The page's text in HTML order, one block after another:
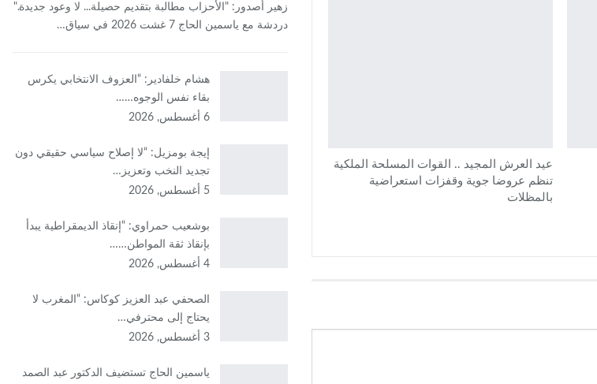
عيد العرش المجيد .. القوات المسلحة الملكية
تنظم عروضا جوية وقفزات استعراضية
بالمظلات
زهير أصدور: "الأحزاب مطالبة بتقديم حصيلة... لا وعود جديدة."
دردشة مع ياسمين الحاج 7 غشت 2026 في سياق…
هشام خلفادير: “العزوف الانتخابي يكرس
بقاء نفس الوجوه……
6 أغسطس, 2026
إيجة بومزيل: “لا إصلاح سياسي حقيقي دون
تجديد النخب وتعزيز…
5 أغسطس, 2026
بوشعيب حمراوي: “إنقاذ الديمقراطية يبدأ
بإنقاذ ثقة المواطن……
4 أغسطس, 2026
الصحفي عبد العزيز كوكاس: “المغرب لا
يحتاج إلى محترفي…
3 أغسطس, 2026
ياسمين الحاج تستضيف الدكتور عبد الصمد